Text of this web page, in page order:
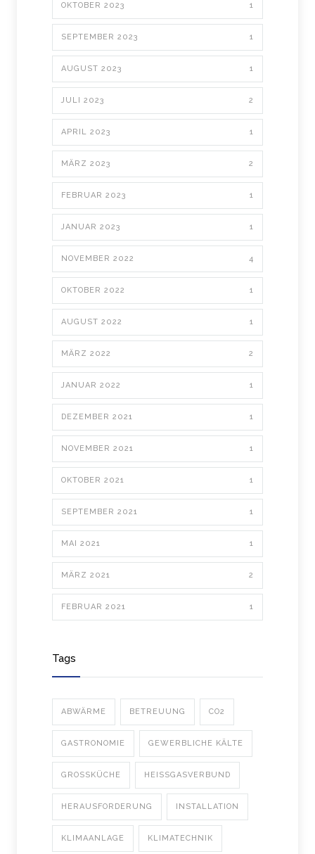
OKTOBER 2023 1
SEPTEMBER 2023 1
AUGUST 2023 1
JULI 2023 2
APRIL 2023 1
MÄRZ 2023 2
FEBRUAR 2023 1
JANUAR 2023 1
NOVEMBER 2022 4
OKTOBER 2022 1
AUGUST 2022 1
MÄRZ 2022 2
JANUAR 2022 1
DEZEMBER 2021 1
NOVEMBER 2021 1
OKTOBER 2021 1
SEPTEMBER 2021 1
MAI 2021 1
MÄRZ 2021 2
FEBRUAR 2021 1
Tags
ABWÄRME BETREUUNG CO2
GASTRONOMIE GEWERBLICHE KÄLTE
GROSSKÜCHE HEISSGASVERBUND
HERAUSFORDERUNG INSTALLATION
KLIMAANLAGE KLIMATECHNIK